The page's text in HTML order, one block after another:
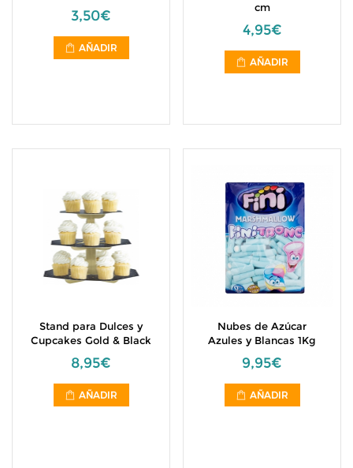
3,50€
AÑADIR
cm
4,95€
AÑADIR
Stand para Dulces y
Cupcakes Gold & Black
8,95€
AÑADIR
Nubes de Azúcar
Azules y Blancas 1Kg
9,95€
AÑADIR